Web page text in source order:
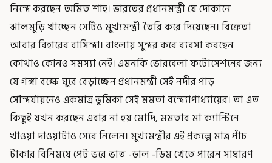
নিন্দে করছেন অমিত শাহ। ভারতের প্রধানমন্ত্রী যে দোকানে
ঝালমুড়ি খাচ্ছেন সেটিও মুখ্যমন্ত্রী তৈরি করে দিয়েছেন। বিক্রেতা
আবার বিহারের বাসিন্দা। বাংলায় সুন্দর করে ব্যবসা করছেন
কোথাও কোনও সমস্যা নেই। এমনকি ভোরবেলা ফটোসেশনের জন্য
যে গঙ্গা বক্ষে ঘুরে বেড়াচ্ছেন প্রধানমন্ত্রী সেই নদীর পাড়
সৌন্দর্যায়নেও একমাত্র ভূমিকা সেই মমতা বন্দ্যোপাধ্যায়ের। তা এত
কিছুই যখন করছেন এবার না হয় মোদি, মমতার মা ক্যান্টিনে
খাওয়া দাওয়াটাও সেরে নিলেন। মুখ্যমন্ত্রীর এই প্রকল্পে মাত্র পাঁচ
টাকার বিনিময়ে পেট ভরে ভাত -ডাল -ডিম খেতে পারেন সাধারণ